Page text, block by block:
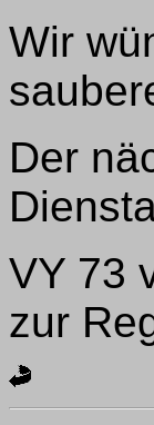
Wir
Der
VY 73
zur